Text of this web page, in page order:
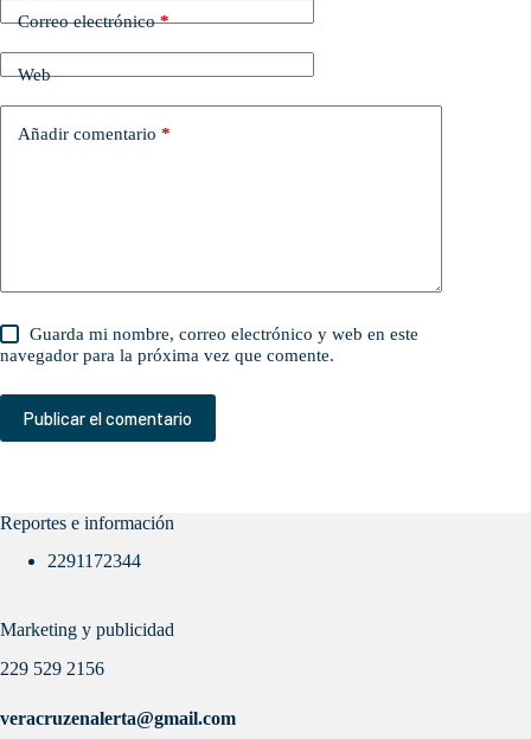
Correo electrónico*
Web
Añadir comentario *
Guarda mi nombre, correo electrónico y web en este
navegador para la próxima vez que comente.
Publicar el comentario
Reportes e información
2291172344
Marketing y publicidad
229 529 2156
veracruzenalerta@gmail.com